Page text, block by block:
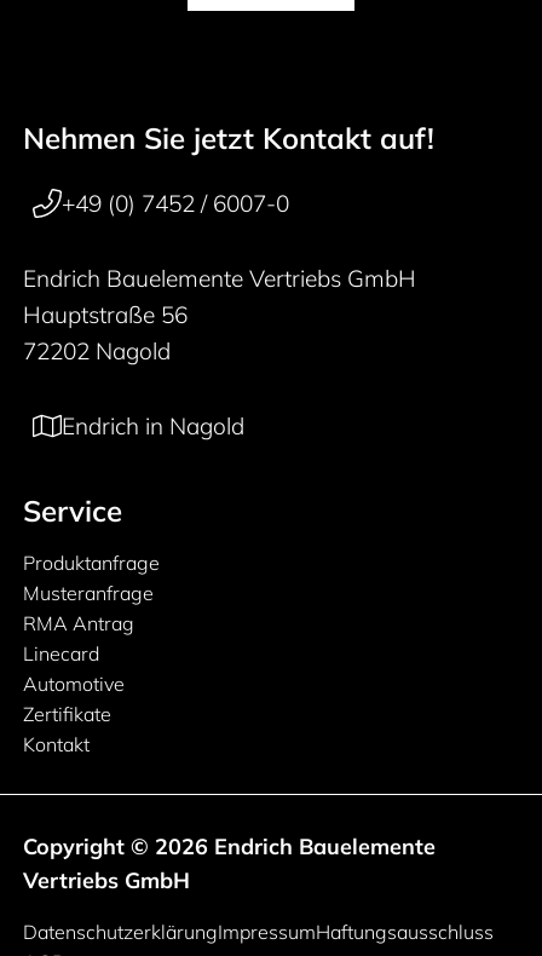
50 years
Footer navigation
Nehmen Sie jetzt Kontakt auf!
+49 (0) 7452 / 6007-0
Endrich Bauelemente Vertriebs GmbH
Hauptstraße 56
72202 Nagold
Endrich in Nagold
Service
Produktanfrage
Musteranfrage
RMA Antrag
Linecard
Automotive
Zertifikate
Kontakt
Copyright © 2026 Endrich Bauelemente
Vertriebs GmbH
Rechtliche Informationen
DatenschutzerklärungImpressumHaftungsausschluss